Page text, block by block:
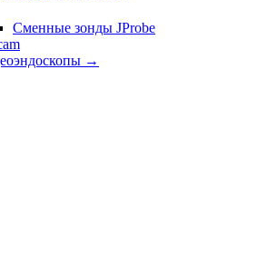
Сменные зонды JProbe
→